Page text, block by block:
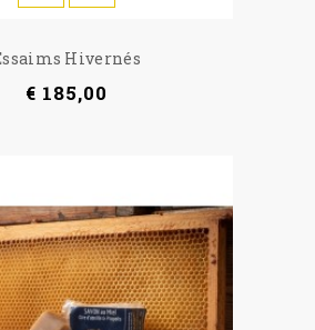
Hivernés
€ 185,00